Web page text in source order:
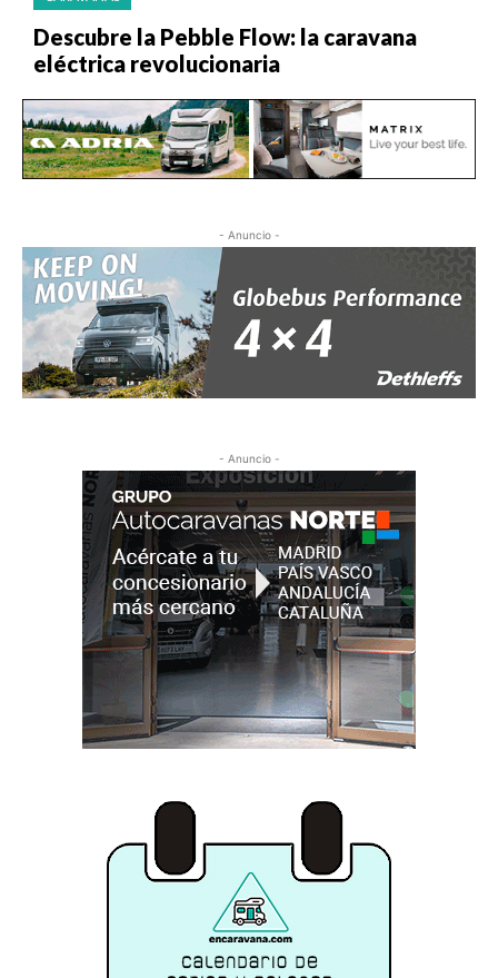
Descubre la Pebble Flow: la caravana
eléctrica revolucionaria
- Anuncio -
- Anuncio -